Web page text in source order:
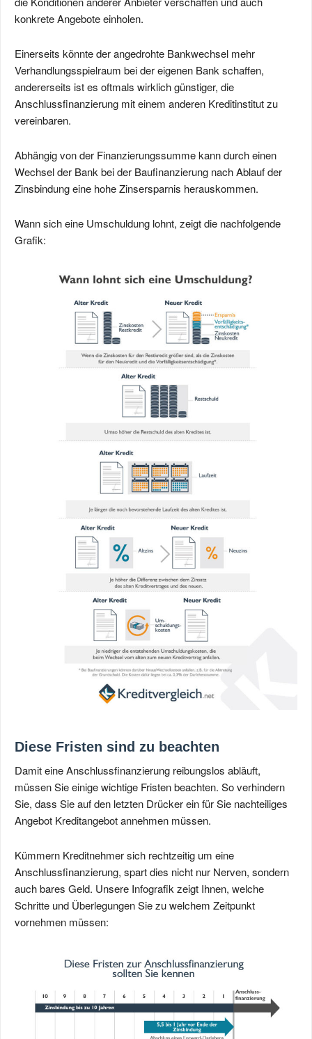
konkrete Angebote einholen.
Einerseits könnte der angedrohte Bankwechsel mehr
Verhandlungsspielraum bei der eigenen Bank schaffen,
andererseits ist es oftmals wirklich günstiger, die
Anschlussfinanzierung mit einem anderen Kreditinstitut zu
vereinbaren.
Abhängig von der Finanzierungssumme kann durch einen
Wechsel der Bank bei der Baufinanzierung nach Ablauf der
Zinsbindung eine hohe Zinsersparnis herauskommen.
Wann sich eine Umschuldung lohnt, zeigt die nachfolgende
Grafik:
Diese Fristen sind zu beachten
Damit eine Anschlussfinanzierung reibungslos abläuft,
müssen Sie einige wichtige Fristen beachten. So verhindern
Sie, dass Sie auf den letzten Drücker ein für Sie nachteiliges
Angebot Kreditangebot annehmen müssen.
Kümmern Kreditnehmer sich rechtzeitig um eine
Anschlussfinanzierung, spart dies nicht nur Nerven, sondern
auch bares Geld. Unsere Infografik zeigt Ihnen, welche
Schritte und Überlegungen Sie zu welchem Zeitpunkt
vornehmen müssen: